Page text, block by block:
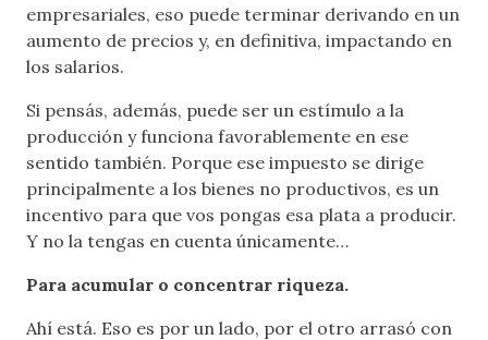
empresariales, eso puede terminar derivando en un
aumento de precios y, en definitiva, impactando en
los salarios.
Si pensás, además, puede ser un estímulo a la
producción y funciona favorablemente en ese
sentido también. Porque ese impuesto se dirige
principalmente a los bienes no productivos, es un
incentivo para que vos pongas esa plata a producir.
Y no la tengas en cuenta únicamente…
Para acumular o concentrar riqueza.
Ahí está. Eso es por un lado, por el otro arrasó con